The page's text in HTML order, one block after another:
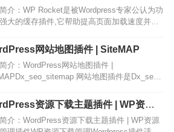
WordPress缓存优化插件
介：WP Rocket是被Wordpress专家公认为功
大的缓存插件,它帮助提高页面加载速度并减
高转化率，并有助于增加Google搜索结果中
名。我们早就知道，该因素被认为是排名中最
因素之一。WP Rocket缓存插件是当前最高
网站地图插件 | SiteMAP
介：WordPress网站地图插件 |
网站地图插件是Dx_seo
于加速搜索蜘蛛爬行，加速搜索引擎收录。
特点：小而轻，简单实用，不会报错可生成
提交百度，神马等站长平台…
资源下载主题插件 | WP资源
管理插件
介：WordPress资源下载主题插件 | WP资源